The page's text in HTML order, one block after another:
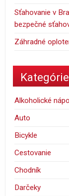
Sťahovanie v
bezpečné
Záhradné
Kategórie
Alkoholické
Auto
Bicykle
Cestovanie
Chodník
Darčeky